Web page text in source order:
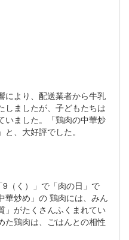
により、配送業者から牛乳
しましたが、子どもたちは
いました。「鶏肉の中華炒
、大好評でした。
（く）」で「肉の日」で
華炒め」の 鶏肉には、みん
」がたくさんふくまれてい
た鶏肉は、ごはんとの相性